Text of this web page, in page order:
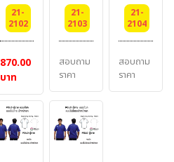
มี
กระเป๋า
หน้าอก
ซ้าย
ผ้า
TC
21-
2102
870.00
บาท
มี
กระเป๋า
หน้าอก
ซ้าย
ผ้า
CVC
21-
2103
สอบถาม
ราคา
มี
กระเป๋า
หน้าอก
ซ้าย
ผ้า
DRY
21-
2104
สอบถาม
ราคา